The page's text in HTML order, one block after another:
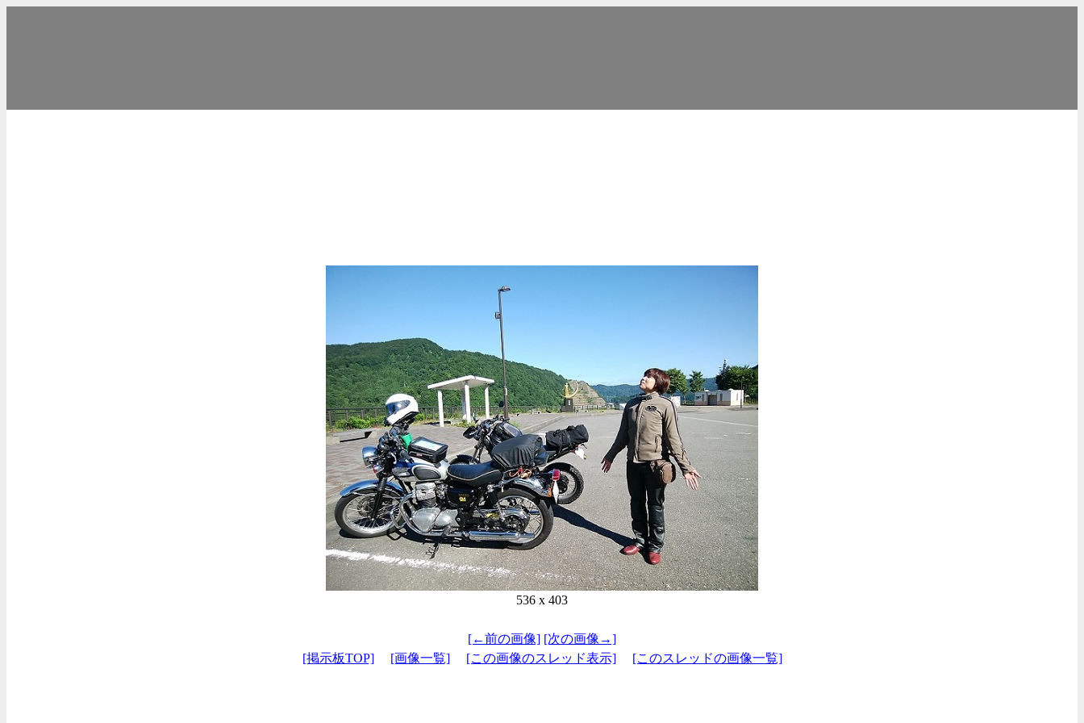
536 x 403
[←前の画像] [次の画像→]
[掲示板TOP]
[画像一覧] [この画像のスレッド表示] [このスレッドの画像一覧]